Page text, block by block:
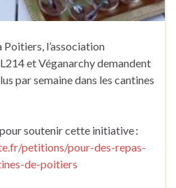
l’association
et Véganarchy demandent
par semaine dans les cantines
soutenir cette initiative :
petitions/pour-des-repas-
de-poitiers